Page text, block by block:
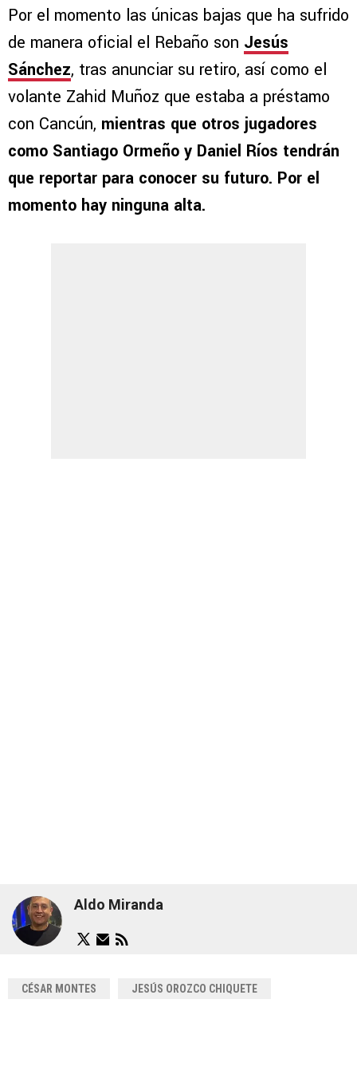
Por el momento las únicas bajas que ha sufrido
de manera oficial el Rebaño son Jesús
Sánchez, tras anunciar su retiro, así como el
volante Zahid Muñoz que estaba a préstamo
con Cancún, mientras que otros jugadores
como Santiago Ormeño y Daniel Ríos tendrán
que reportar para conocer su futuro. Por el
momento hay ninguna alta.
Aldo Miranda
CÉSAR MONTES JESÚS OROZCO CHIQUETE